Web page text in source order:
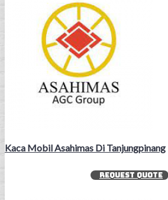
Kaca Mobil Asahimas Di Tanjungpinang
REQUEST QUOTE